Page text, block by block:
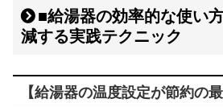
■給湯器の効率的な使い
減する実践テクニック
【給湯器の温度設定が節約の